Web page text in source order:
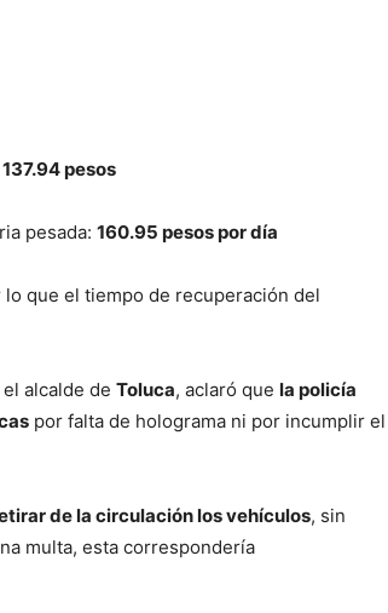
137.94 pesos
pesada: 160.95 pesos por día
lo que el tiempo de recuperación del
alcalde de Toluca, aclaró que la policía
por falta de holograma ni por incumplir el
de la circulación los vehículos, sin
multa, esta correspondería